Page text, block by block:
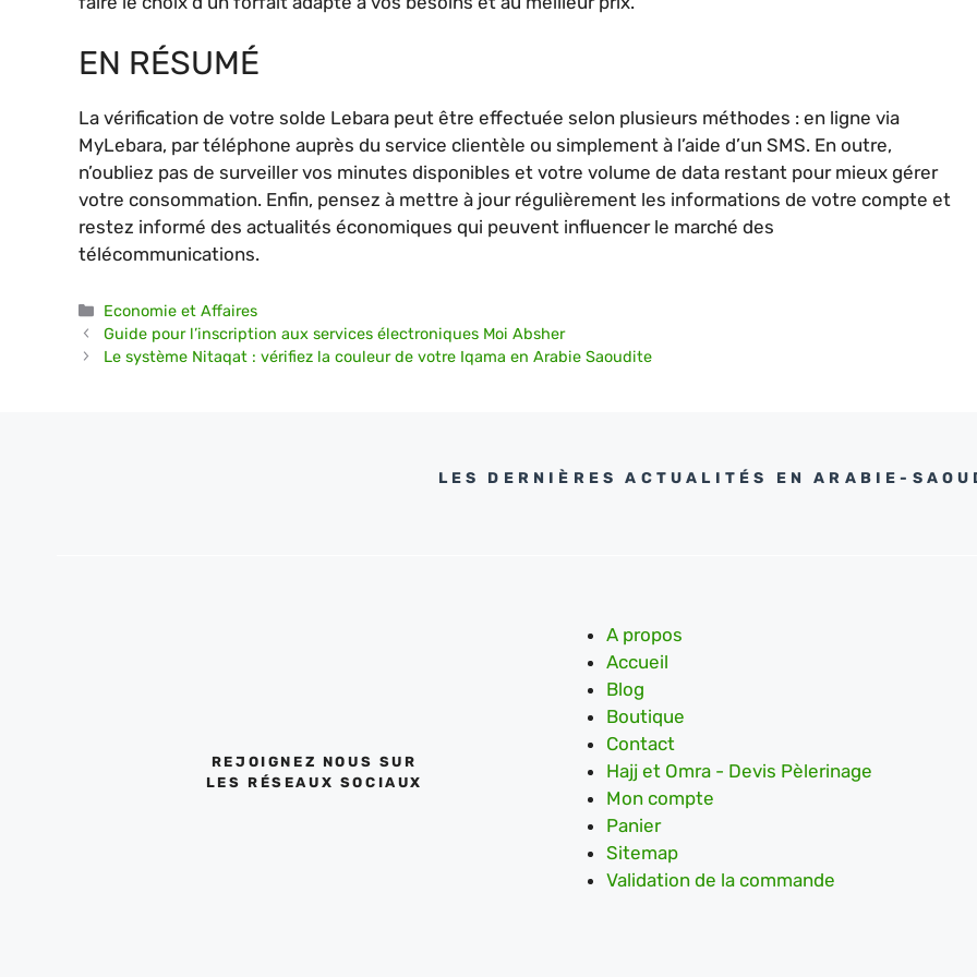
EN RÉSUMÉ
La vérification de votre solde Lebara peut être effectuée selon plusieurs méthodes : en ligne via
MyLebara, par téléphone auprès du service clientèle ou simplement à l’aide d’un SMS. En outre,
n’oubliez pas de surveiller vos minutes disponibles et votre volume de data restant pour mieux gérer
votre consommation. Enfin, pensez à mettre à jour régulièrement les informations de votre compte et
restez informé des actualités économiques qui peuvent influencer le marché des
télécommunications.
Catégories
Economie et Affaires
Guide pour l’inscription aux services électroniques Moi Absher
Le système Nitaqat : vérifiez la couleur de votre Iqama en Arabie Saoudite
LES DERNIÈRES ACTUALITÉS EN ARABIE-
REJOIGNEZ NOUS SUR
LES RÉSEAUX SOCIAUX
A propos
Accueil
Blog
Boutique
Contact
Hajj et Omra - Devis Pèlerinage
Mon compte
Panier
Sitemap
Validation de la commande